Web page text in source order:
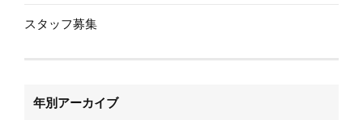
スタッフ募集
年別アーカイブ